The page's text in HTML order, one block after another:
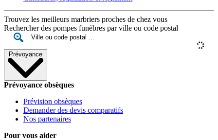
Trouvez les meilleurs marbriers proches de chez vous
Rechercher des pompes funèbres par ville ou code postal
Prévoyance
Prévoyance obsèques
Prévision obsèques
Demander des devis comparatifs
Nos partenaires
Pour vous aider